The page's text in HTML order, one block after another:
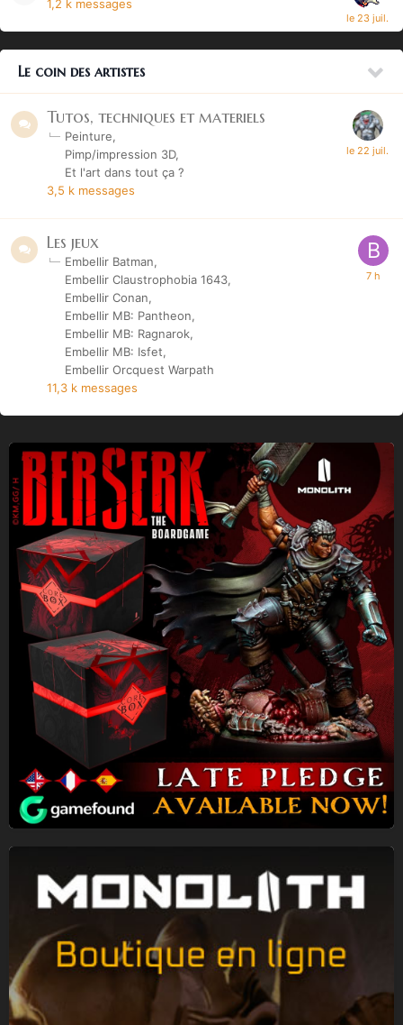
1,2 k messages
Le coin des artistes
Tutos, techniques et materiels
Peinture
Pimp/impression 3D
Et l'art dans tout ça ?
3,5 k messages
Les jeux
Embellir Batman
Embellir Claustrophobia 1643
Embellir Conan
Embellir MB: Pantheon
Embellir MB: Ragnarok
Embellir MB: Isfet
Embellir Orcquest Warpath
11,3 k messages